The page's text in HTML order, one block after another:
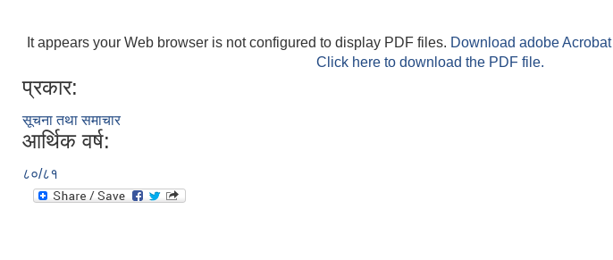
It appears your Web browser is not configured to display PDF files. Download adobe Acrobat
Click here to download the PDF file.
प्रकार:
सूचना तथा समाचार
आर्थिक वर्ष:
८०/८१